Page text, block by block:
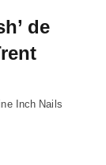
de
Inch Nails